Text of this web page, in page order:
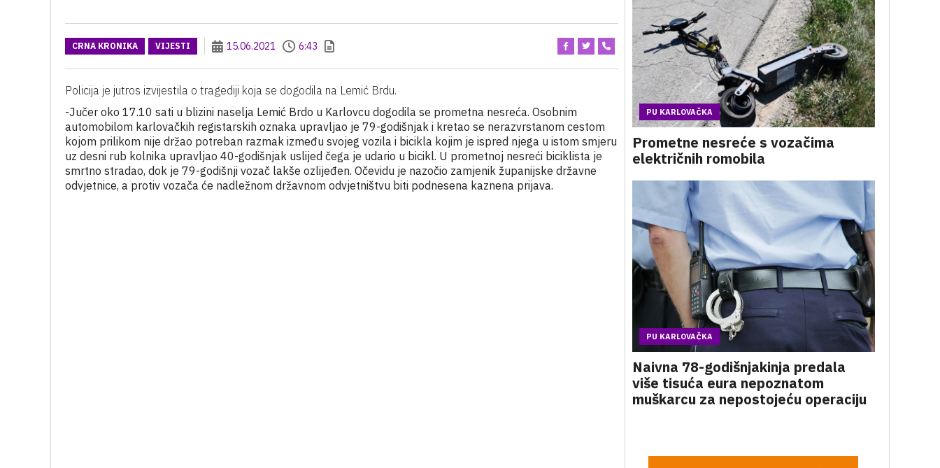
CRNA KRONIKA VIJESTI 15.06.2021 6:43
Policija je jutros izvijestila o tragediji koja se dogodila na Lemić Brdu.
-Jučer oko 17.10 sati u blizini naselja Lemić Brdo u Karlovcu dogodila se prometna nesreća. Osobnim
automobilom karlovačkih registarskih oznaka upravljao je 79-godišnjak i kretao se nerazvrstanom cestom
kojom prilikom nije držao potreban razmak između svojeg vozila i bicikla kojim je ispred njega u istom smjeru
uz desni rub kolnika upravljao 40-godišnjak uslijed čega je udario u bicikl. U prometnoj nesreći biciklista je
smrtno stradao, dok je 79-godišnji vozač lakše ozlijeđen. Očevidu je nazočio zamjenik županijske državne
odvjetnice, a protiv vozača će nadležnom državnom odvjetništvu biti podnesena kaznena prijava.
PU KARLOVAČKA
Prometne nesreće s vozačima
električnih romobila
PU KARLOVAČKA
Naivna 78-godišnjakinja predala
više tisuća eura nepoznatom
muškarcu za nepostojeću operaciju